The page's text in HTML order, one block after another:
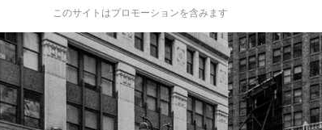
このサイトはプロモーションを含みます